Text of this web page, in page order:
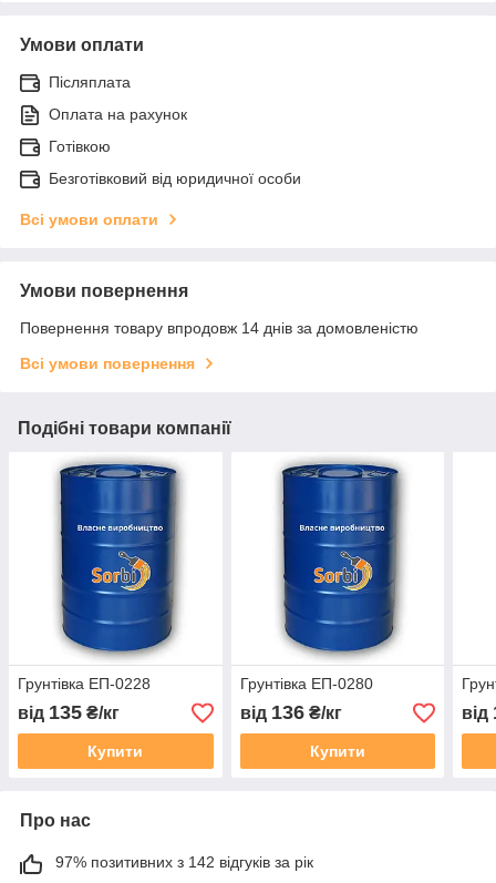
Умови оплати
Післяплата
Оплата на рахунок
Готівкою
Безготівковий від юридичної особи
Всі умови оплати
Умови повернення
Повернення товару впродовж 14 днів за домовленістю
Всі умови повернення
Подібні товари компанії
Грунтівка ЕП-0228
від 135 ₴/кг
Купити
Грунтівка ЕП-0280
від 136₴/кг
Купити
від
Про нас
97% позитивних з 142 відгуків за рік